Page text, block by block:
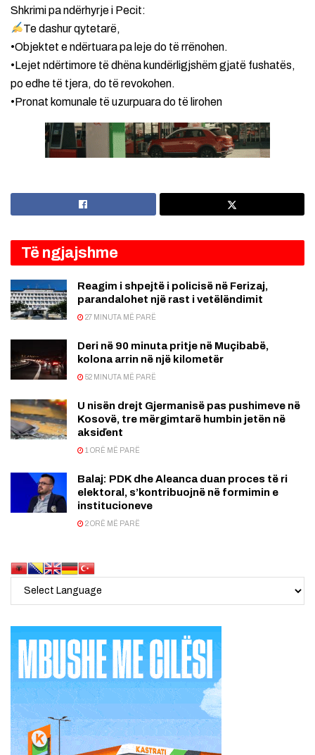
Shkrimi pa ndërhyrje i Pecit:
Te dashur qytetarë,
•Objektet e ndërtuara pa leje do të rrënohen.
•Lejet ndërtimore të dhëna kundërligjshëm gjatë fushatës,
po edhe të tjera, do të revokohen.
•Pronat komunale të uzurpuara do të lirohen
Të ngjajshme
Reagim i shpejtë i policisë në Ferizaj,
parandalohet një rast i vetëlëndimit
27 MINUTA MË PARË
Deri në 90 minuta pritje në Muçibabë,
kolona arrin në një kilometër
52 MINUTA MË PARË
U nisën drejt Gjermanisë pas pushimeve në
Kosovë, tre mërgimtarë humbin jetën në
aksiďent
1 ORË MË PARË
Balaj: PDK dhe Aleanca duan proces të ri
elektoral, s’kontribuojnë në formimin e
institucioneve
2 ORË MË PARË